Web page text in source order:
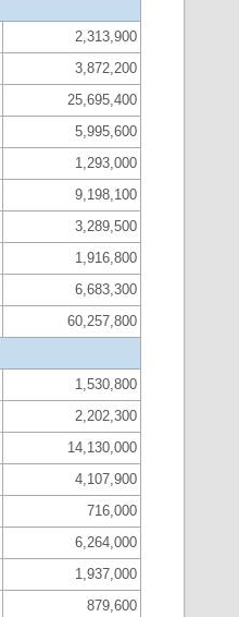
2,313,900
3,872,200
25,695,400
5,995,600
1,293,000
9,198,100
3,289,500
1,916,800
6,683,300
60,257,800
1,530,800
2,202,300
14,130,000
4,107,900
716,000
6,264,000
1,937,000
879,600